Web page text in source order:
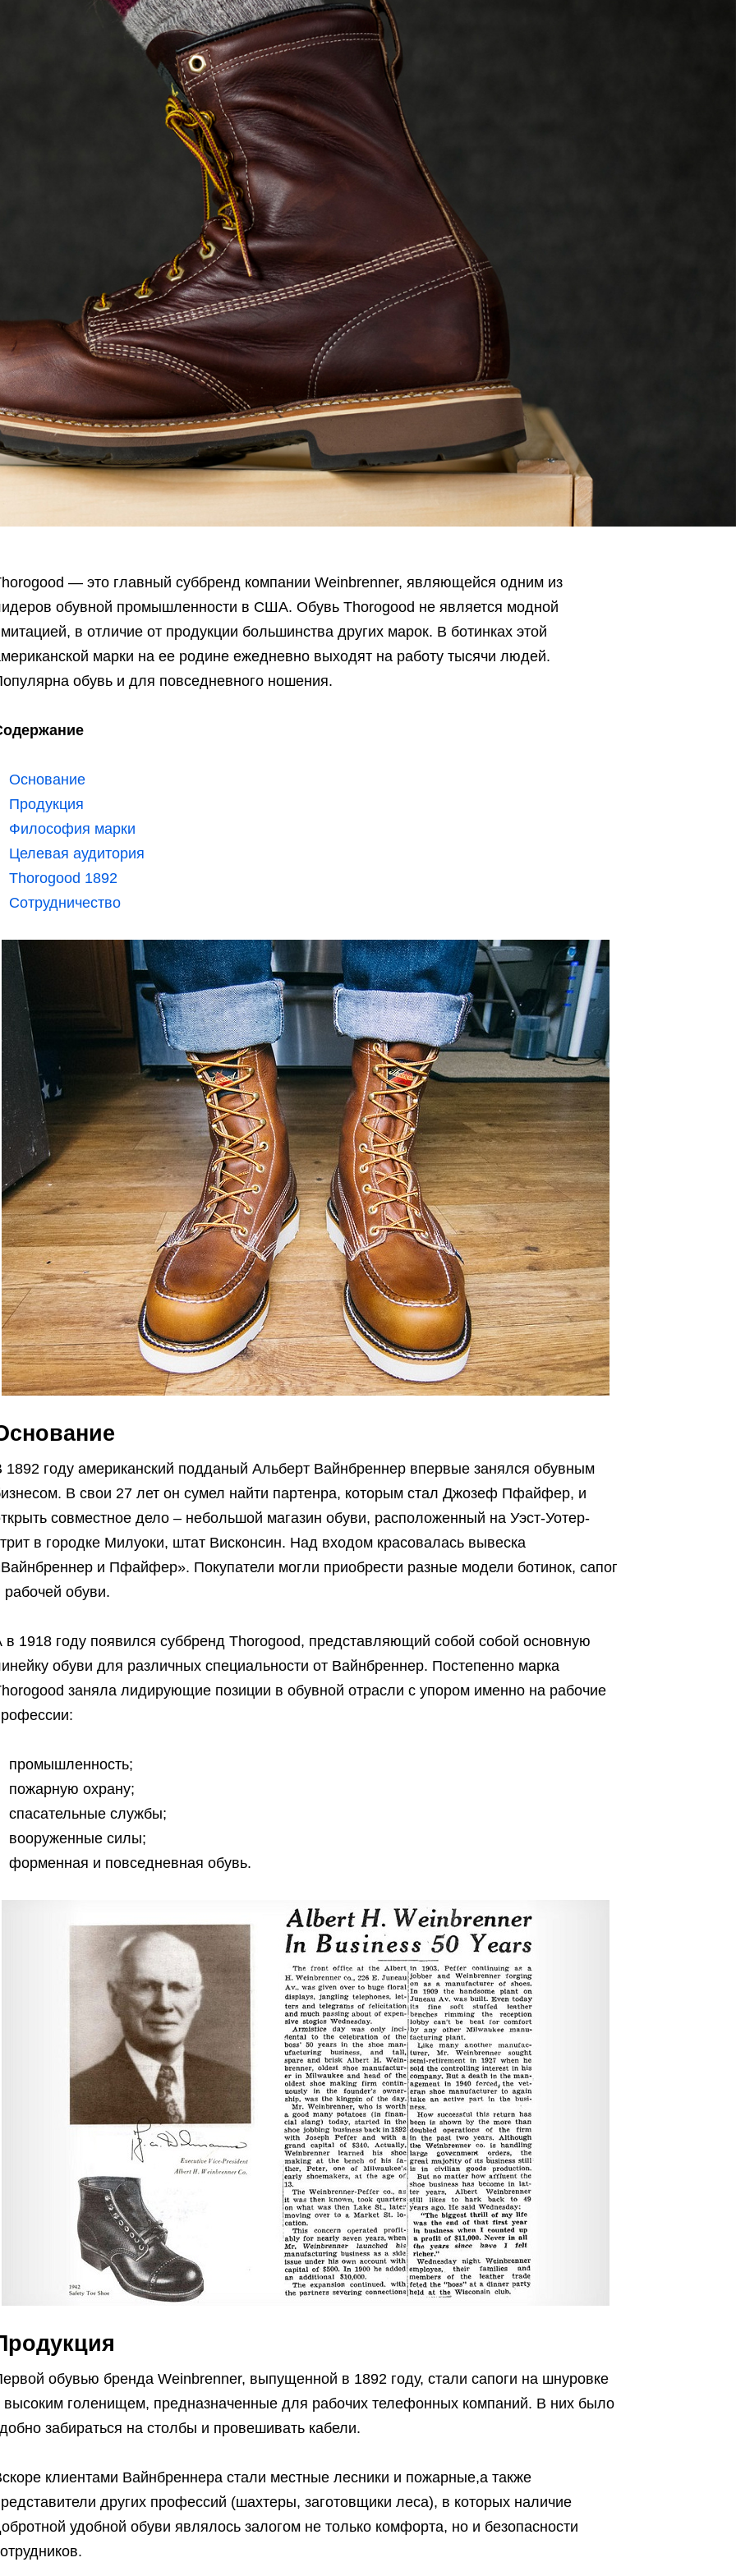
— это главный суббренд компании Weinbrenner, являющейся одним из
обувной промышленности в США. Обувь Thorogood не является модной
в отличие от продукции большинства других марок. В ботинках этой
марки на ее родине ежедневно выходят на работу тысячи людей.
обувь и для повседневного ношения.
Основание
Продукция
Философия марки
Целевая аудитория
Thorogood 1892
Сотрудничество
1892 году американский подданый Альберт Вайнбреннер впервые занялся обувным
В свои 27 лет он сумел найти партенра, которым стал Джозеф Пфайфер, и
совместное дело – небольшой магазин обуви, расположенный на Уэст-Уотер-
в городке Милуоки, штат Висконсин. Над входом красовалась вывеска
и Пфайфер». Покупатели могли приобрести разные модели ботинок, сапог
рабочей обуви.
в 1918 году появился суббренд Thorogood, представляющий собой собой основную
обуви для различных специальности от Вайнбреннер. Постепенно марка
заняла лидирующие позиции в обувной отрасли с упором именно на рабочие
промышленность;
пожарную охрану;
спасательные службы;
вооруженные силы;
форменная и повседневная обувь.
обувью бренда Weinbrenner, выпущенной в 1892 году, стали сапоги на шнуровке
высоким голенищем, предназначенные для рабочих телефонных компаний. В них было
забираться на столбы и провешивать кабели.
клиентами Вайнбреннера стали местные лесники и пожарные,а также
других профессий (шахтеры, заготовщики леса), в которых наличие
удобной обуви являлось залогом не только комфорта, но и безопасности